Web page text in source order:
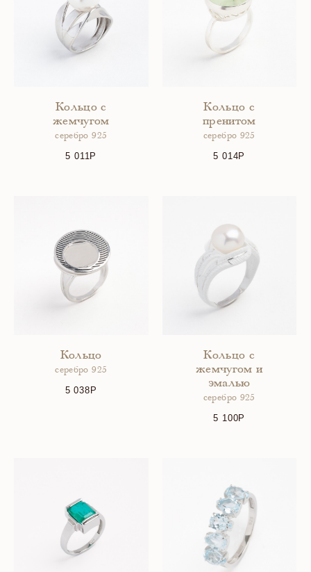
Кольцо с
жемчугом
серебро 925
5 011
Кольцо с
пренитом
серебро 925
5 014
Кольцо
серебро 925
5 038
Кольцо с
жемчугом и
эмалью
серебро 925
5 100